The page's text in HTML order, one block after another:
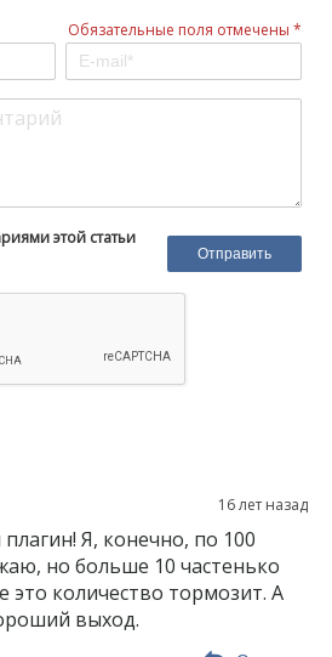
Обязательные поля отмечены *
этой статьи
16 лет назад
Я, конечно, по 100
но больше 10 частенько
это количество тормозит. А
выход.